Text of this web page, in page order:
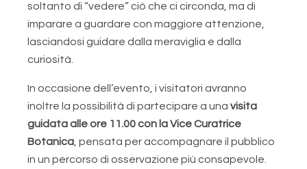
soltanto di “vedere” ciò che ci circonda, ma di
imparare a guardare con maggiore attenzione,
lasciandosi guidare dalla meraviglia e dalla
curiosità.
In occasione dell’evento, i visitatori avranno
inoltre la possibilità di partecipare a una visita
guidata alle ore 11.00 con la Vice Curatrice
Botanica, pensata per accompagnare il pubblico
in un percorso di osservazione più consapevole.